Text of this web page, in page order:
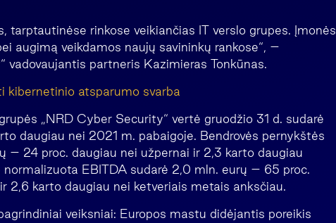
tarptautinėse rinkose veikiančias IT verslo grupes. Įmonės
augimą veikdamos naujų savininkų rankose“, –
vadovaujantis partneris Kazimieras Tonkūnas.
kibernetinio atsparumo svarba
„NRD Cyber Security“ vertė gruodžio 31 d. sudarė
daugiau nei 2021 m. pabaigoje. Bendrovės pernykštės
– 24 proc. daugiau nei užpernai ir 2,3 karto daugiau
EBITDA sudarė 2,0 mln. eurų – 65 proc.
2,6 karto daugiau nei ketveriais metais anksčiau.
veiksniai: Europos mastu didėjantis poreikis